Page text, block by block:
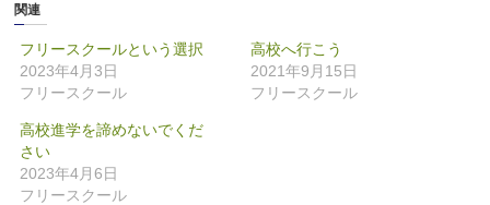
関連
フリースクールという選択
2023年4月3日
フリースクール
高校へ行こう
2021年9月15日
フリースクール
高校進学を諦めないでくだ
さい
2023年4月6日
フリースクール